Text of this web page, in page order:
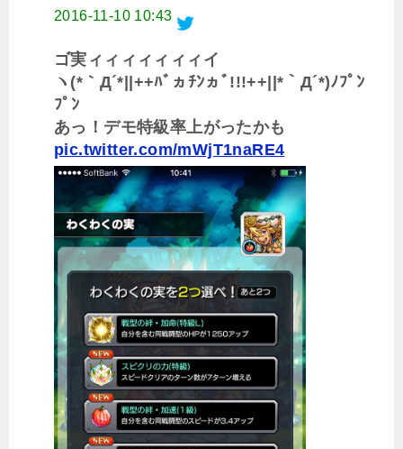
2016-11-10 10:43
ゴ実ィィィィィィィイ
ヽ(*｀Д´*||++ﾊﾞヵﾁﾝヵﾞ!!!++||*｀Д´*)ﾉﾌﾟﾝ
ﾌﾟﾝ
あっ！デモ特級率上がったかも
pic.twitter.com/mWjT1naRE4